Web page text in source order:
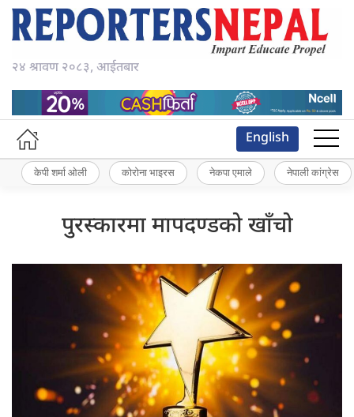
२४ श्रावण २०८३, आईतबार
English
केपी शर्मा ओली कोरोना भाइरस नेकपा एमाले नेपाली कांग्रेस
पुरस्कारमा मापदण्डको खाँचो